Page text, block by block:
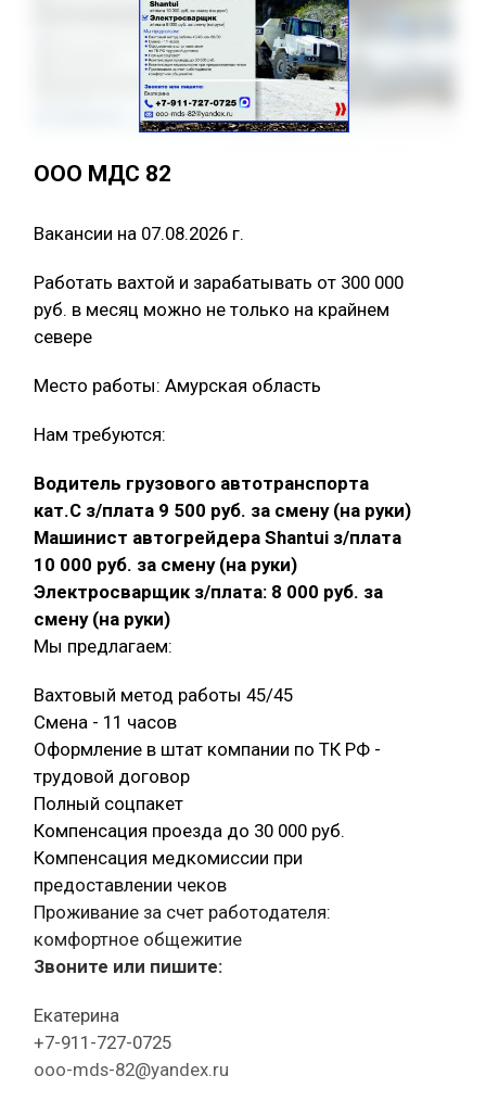
ООО МДС 82
Вакансии на 07.08.2026 г.
Работать вахтой и зарабатывать от 300 000
руб. в месяц можно не только на крайнем
севере
Место работы: Амурская область
Нам требуются:
Водитель грузового автотранспорта
кат.С з/плата 9 500 руб. за смену (на руки)
Машинист автогрейдера Shantui з/плата
10 000 руб. за смену (на руки)
Электросварщик з/плата: 8 000 руб. за
смену (на руки)
Мы предлагаем:
Вахтовый метод работы 45/45
Смена - 11 часов
Оформление в штат компании по ТК РФ -
трудовой договор
Полный соцпакет
Компенсация проезда до 30 000 руб.
Компенсация медкомиссии при
предоставлении чеков
Проживание за счет работодателя:
комфортное общежитие
Звоните или пишите:
Екатерина
+7-911-727-0725
ooo-mds-82@yandex.ru